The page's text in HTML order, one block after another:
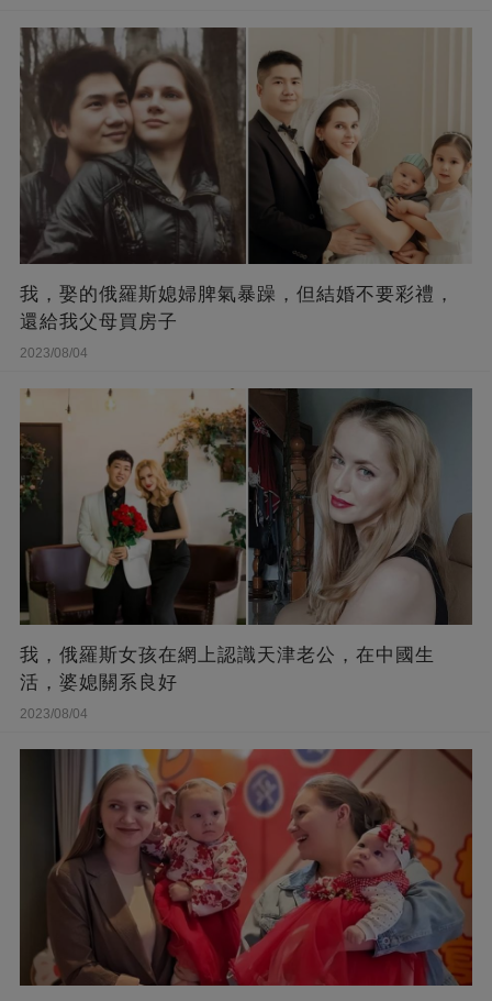
我，娶的俄羅斯媳婦脾氣暴躁，但結婚不要彩禮，
還給我父母買房子
2023/08/04
我，俄羅斯女孩在網上認識天津老公，在中國生
活，婆媳關系良好
2023/08/04